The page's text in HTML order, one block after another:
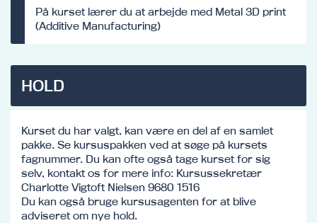
På kurset lærer du at arbejde med Metal 3D print
(Additive Manufacturing)
HOLD
Kurset du har valgt, kan være en del af en samlet
pakke. Se kursuspakken ved at søge på kursets
fagnummer. Du kan ofte også tage kurset for sig
selv, kontakt os for mere info: Kursussekretær
Charlotte Vigtoft Nielsen 9680 1516
Du kan også bruge kursusagenten for at blive
adviseret om nye hold.